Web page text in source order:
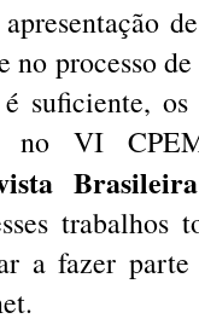
no processo
suficiente,
no VI
trabalhos
a fazer